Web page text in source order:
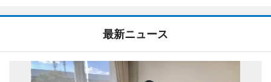
最新ニュース